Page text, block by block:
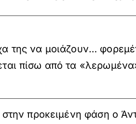
της να μοιάζουν…
πίσω από τα
προκειμένη φάση ο